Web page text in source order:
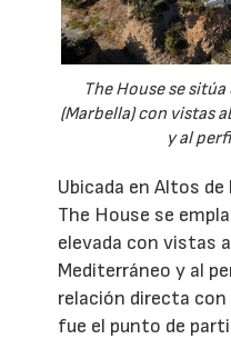
The House se
(Marbella) con vistas
y al
Ubicada en Altos
The House se
elevada con vistas
Mediterráneo y al
relación directa
fue el punto de